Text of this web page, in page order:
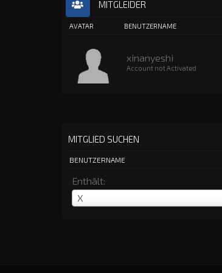
MITGLEIDER
AVATAR BENUTZERNAME
xinanyeshi
Account not Activated
MITGLIED SUCHEN
BENUTZERNAME
Enthält:
X
Benutzername